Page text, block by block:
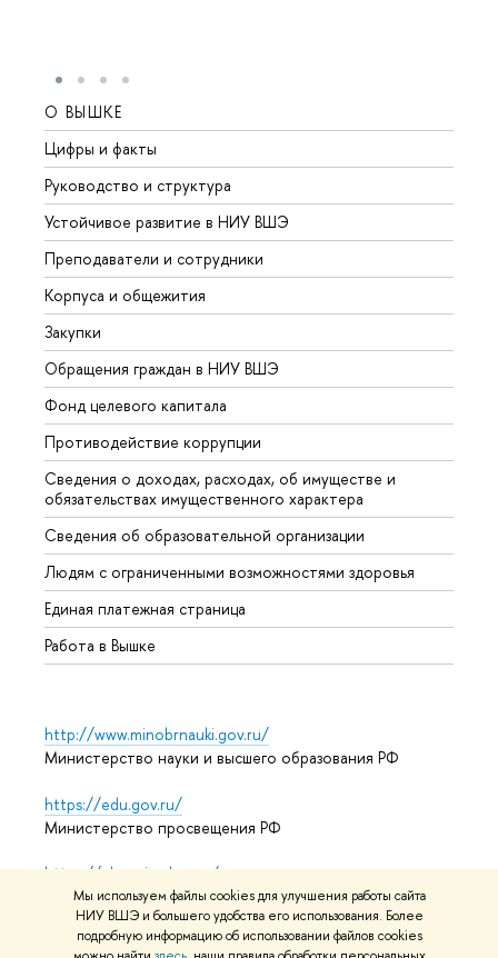
Мы используем файлы cookies для улучшения работы сайта
НИУ ВШЭ и большего удобства его использования. Более
подробную информацию об использовании файлов cookies
О ВЫШКЕ
Цифры и факты
Руководство и структура
Устойчивое развитие в НИУ ВШЭ
Преподаватели и сотрудники
Корпуса и общежития
Закупки
Обращения граждан в НИУ ВШЭ
Фонд целевого капитала
Противодействие коррупции
Сведения о доходах, расходах, об имуществе и
обязательствах имущественного характера
Сведения об образовательной организации
Людям с ограниченными возможностями здоровья
Единая платежная страница
Работа в Вышке
http://www.minobrnauki.gov.ru/
Министерство науки и высшего образования РФ
https://edu.gov.ru/
Министерство просвещения РФ
https://elearning.hse.ru/mooc
Массовые открытые онлайн-курсы